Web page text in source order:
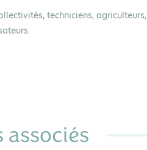
techniciens, agriculteurs,
associés